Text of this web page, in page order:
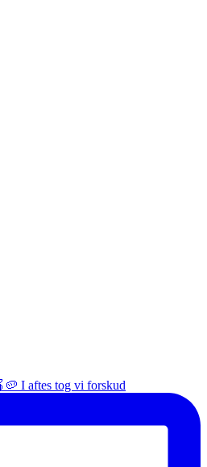
I aftes tog vi forskud